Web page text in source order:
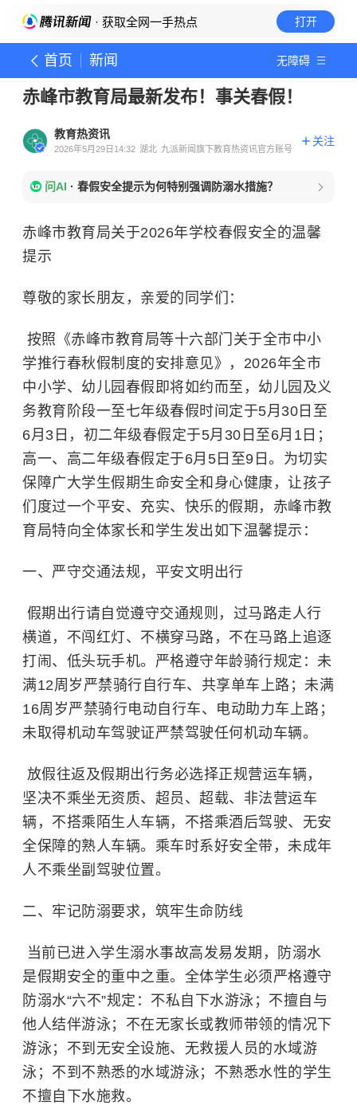
· 获取全网一手热点 打开
首页 新闻 无障碍
赤峰市教育局最新发布！事关春假！
教育热资讯
2026年5月29日14:32 湖北 九派新闻旗下教育热资讯官方账号
关注
问AI · 春假安全提示为何特别强调防溺水措施？
赤峰市教育局关于2026年学校春假安全的温馨
提示
尊敬的家长朋友，亲爱的同学们：
按照《赤峰市教育局等十六部门关于全市中小
学推行春秋假制度的安排意见》，2026年全市
中小学、幼儿园春假即将如约而至，幼儿园及义
务教育阶段一至七年级春假时间定于5月30日至
6月3日，初二年级春假定于5月30日至6月1日；
高一、高二年级春假定于6月5日至9日。为切实
保障广大学生假期生命安全和身心健康，让孩子
们度过一个平安、充实、快乐的假期，赤峰市教
育局特向全体家长和学生发出如下温馨提示：
一、严守交通法规，平安文明出行
假期出行请自觉遵守交通规则，过马路走人行
横道，不闯红灯、不横穿马路，不在马路上追逐
打闹、低头玩手机。严格遵守年龄骑行规定：未
满12周岁严禁骑行自行车、共享单车上路；未满
16周岁严禁骑行电动自行车、电动助力车上路；
未取得机动车驾驶证严禁驾驶任何机动车辆。
放假往返及假期出行务必选择正规营运车辆，
坚决不乘坐无资质、超员、超载、非法营运车
辆，不搭乘陌生人车辆，不搭乘酒后驾驶、无安
全保障的熟人车辆。乘车时系好安全带，未成年
人不乘坐副驾驶位置。
二、牢记防溺要求，筑牢生命防线
当前已进入学生溺水事故高发易发期，防溺水
是假期安全的重中之重。全体学生必须严格遵守
防溺水“六不”规定：不私自下水游泳；不擅自与
他人结伴游泳；不在无家长或教师带领的情况下
游泳；不到无安全设施、无救援人员的水域游
泳；不到不熟悉的水域游泳；不熟悉水性的学生
不擅自下水施救。